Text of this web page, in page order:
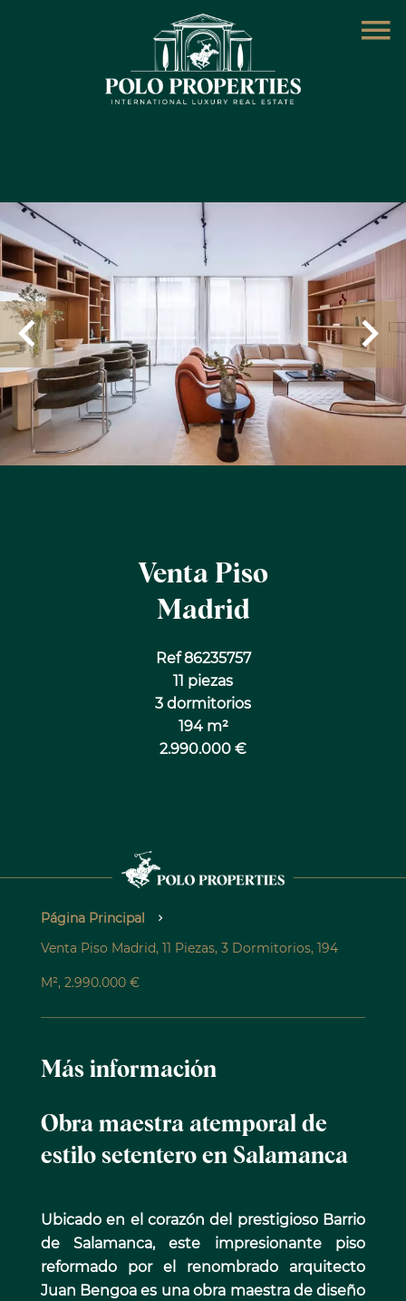
Venta Piso
Madrid
Ref 86235757
11 piezas
3 dormitorios
194 m²
2.990.000 €
Página Principal
Venta Piso Madrid, 11 Piezas, 3 Dormitorios, 194
M², 2.990.000 €
Más información
Obra maestra atemporal de
estilo setentero en Salamanca
Ubicado en el corazón del prestigioso Barrio
de Salamanca, este impresionante piso
reformado por el renombrado arquitecto
Juan Bengoa es una obra maestra de diseño